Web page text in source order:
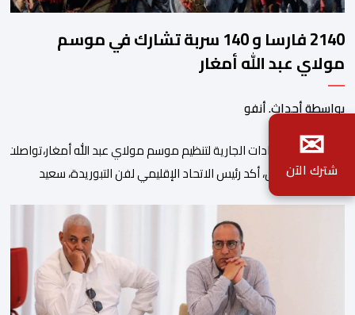
2140 فارسا و 140 سربة تشارك في موسم
مولاي عبد الله أمغار
بواسطة أحداث. أنفو
في إطارالاستعدادات الجارية لتنظيم موسم مولاي عبد الله
وفي هذا السياق، أكد رئيس الاتحاد الإقليمي لفن التبوريدة، سعيد
ولم تخل هذه الدورة من مؤشرات إيجابية على مستوى تنوعالمشاركة،
وتبرز هذه الأرقام الحجم الكبير الذي باتت تعرفه تظاهرةالتبوريدة
ومن المرتقب أن تعرف فعاليات الموسم إقبالا جماهيريا
واسعا،في ظل الشغف الكبير الذي يحظى به فن التبوريدة، باعتبارهأحد
✉
شترك الآن